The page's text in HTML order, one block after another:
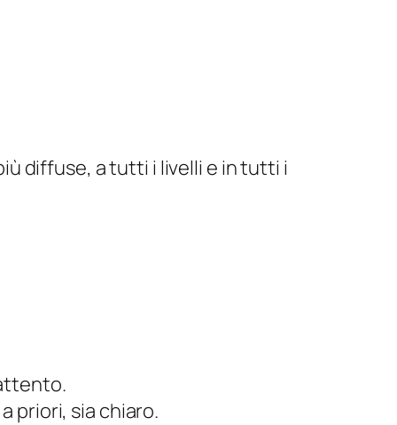
diffuse, a tutti i livelli e in tutti i
priori, sia chiaro.